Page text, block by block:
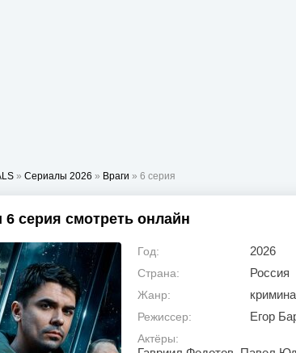
» Сериалы 2026 » Враги » 6 серия
6 серия смотреть онлайн
Год: 2026
Страна: Россия
Жанр:
Режиссер: Егор
Актёры: